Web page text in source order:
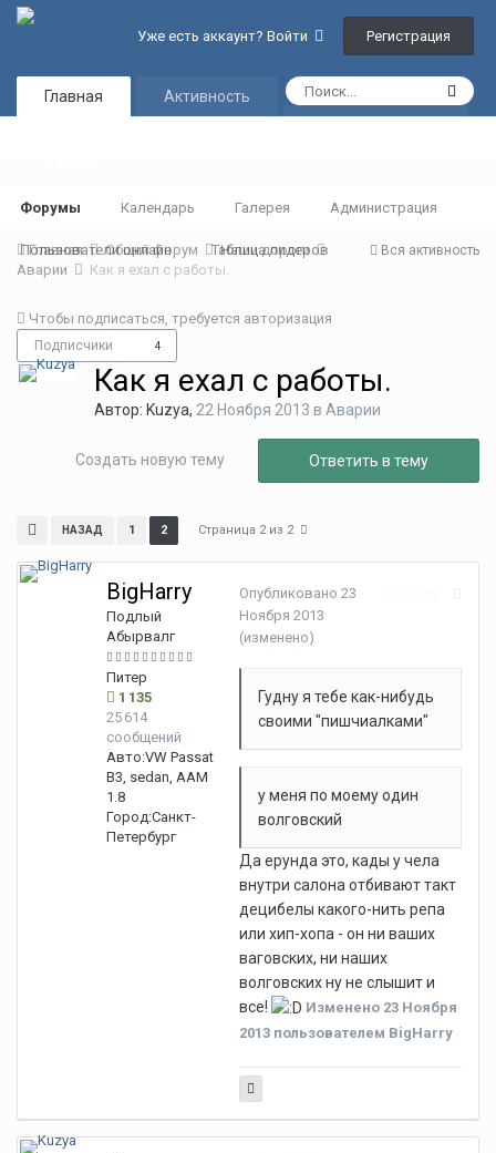
Уже есть аккаунт? Войти Регистрация
Главная
Форумы Календарь Галерея Администрация
Пользователи онлайн Таблица лидеров
Активность
Вся активность
Главная Общий форум
Наши дороги
Аварии
Как я ехал с работы.
Чтобы подписаться, требуется авторизация
Подписчики 4
Как я ехал с работы.
Автор: Kuzya, 22 Ноября 2013 в Аварии
Ответить в тему
Создать новую тему
НАЗАД 1 2 Страница 2 из 2
BigHarry
Подлый
Абырвалг
Питер
1 135
25 614
сообщений
Авто:VW Passat
B3, sedan, AAM
1.8
Город:Санкт-
Петербург
Опубликовано 23
Ноября 2013
(изменено)
Гудну я тебе как-нибудь
своими "пишчиалками"
у меня по моему один
волговский
Да ерунда это, кады у чела
внутри салона отбивают такт
децибелы какого-нить репа
или хип-хопа - он ни ваших
ваговских, ни наших
волговских ну не слышит и
все!
Изменено 23 Ноября
2013 пользователем BigHarry